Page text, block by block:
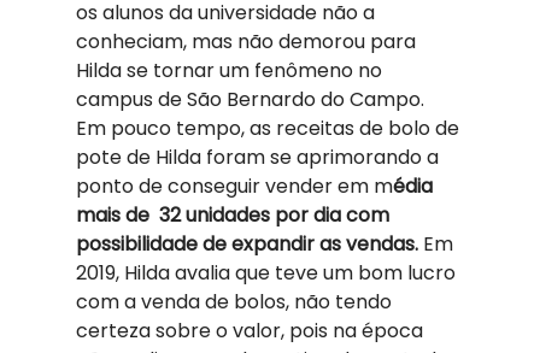
os alunos da universidade não a
conheciam, mas não demorou para
Hilda se tornar um fenômeno no
campus de São Bernardo do Campo.
Em pouco tempo, as receitas de bolo de
pote de Hilda foram se aprimorando a
ponto de conseguir vender em média
mais de  32 unidades por dia com
possibilidade de expandir as vendas. Em
2019, Hilda avalia que teve um bom lucro
com a venda de bolos, não tendo
certeza sobre o valor, pois na época